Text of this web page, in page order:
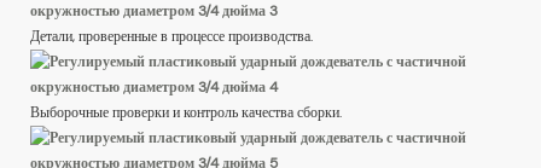
Детали, проверенные в процессе производства.
Выборочные проверки и контроль качества сборки.